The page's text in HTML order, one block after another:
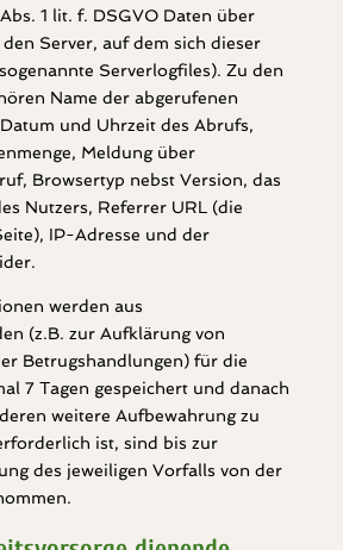
1 lit. f. DSGVO Daten über
Server, auf dem sich dieser
Serverlogfiles). Zu den
Name der abgerufenen
und Uhrzeit des Abrufs,
Meldung über
Browsertyp nebst Version, das
Nutzers, Referrer URL (die
IP-Adresse und der
werden aus
(z.B. zur Aufklärung von
Betrugshandlungen) für die
7 Tagen gespeichert und danach
weitere Aufbewahrung zu
ist, sind bis zur
des jeweiligen Vorfalls von der